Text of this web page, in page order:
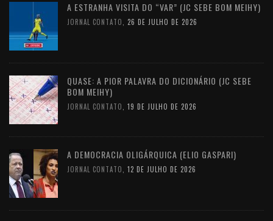
A ESTRANHA VISITA DO “VAR” (JC SEBE BOM MEIHY)
JORNAL CONTATO 26 DE JULHO DE 2026
QUASE: A PIOR PALAVRA DO DICIONÁRIO (JC SEBE
BOM MEIHY)
JORNAL CONTATO 19 DE JULHO DE 2026
A DEMOCRACIA OLIGÁRQUICA (ELIO GASPARI)
JORNAL CONTATO 12 DE JULHO DE 2026